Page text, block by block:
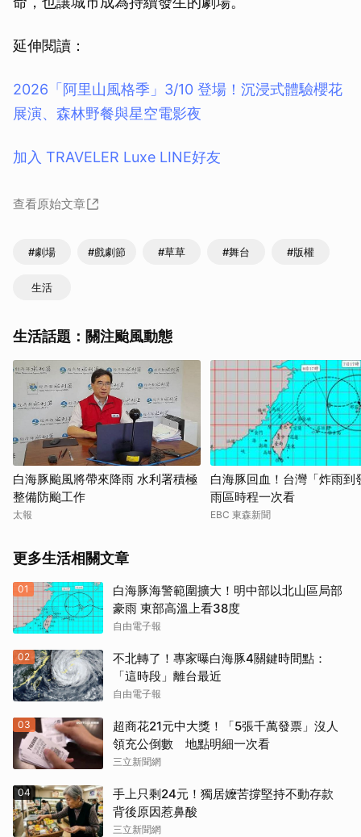
延伸閱讀：
2026「阿里山風格季」3/10 登場！沉浸式體驗櫻花
展演、森林野餐與星空電影夜
加入 TRAVELER Luxe LINE好友
查看原始文章
#劇場 #戲劇節 #草草 #舞台 #版權
生活
生活話題：關注颱風動態
白海豚颱風將帶來降雨 水利署積極
整備防颱工作
太報
白海豚回血！台灣「炸雨到
雨區時程一次看
EBC 東森新聞
更多生活相關文章
01
白海豚海警範圍擴大！明中部以北山區局部
豪雨 東部高溫上看38度
自由電子報
02
不北轉了！專家曝白海豚4關鍵時間點：
「這時段」離台最近
自由電子報
03
超商花21元中大獎！「5張千萬發票」沒人
領充公倒數 地點明細一次看
三立新聞網
04
手上只剩24元！獨居嬤苦撐堅持不動存款
背後原因惹鼻酸
三立新聞網